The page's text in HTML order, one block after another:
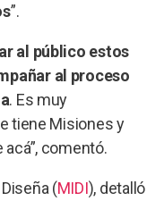
”.
al público estos
al proceso
. Es muy
tiene Misiones y
comentó.
(MIDI), detalló